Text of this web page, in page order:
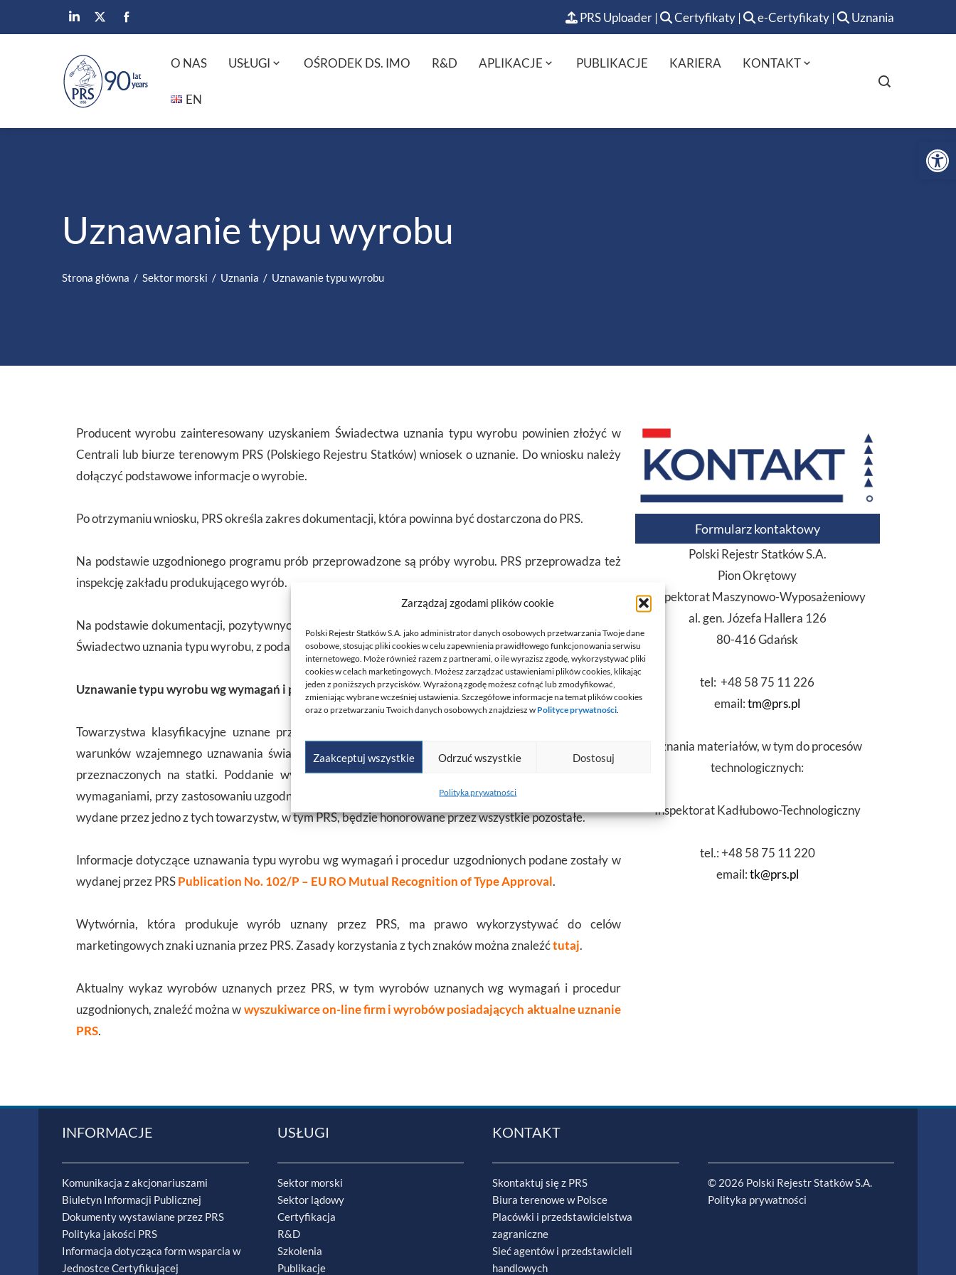
Zarządzaj zgodami plików cookie
Polski Rejestr Statków S.A. jako administrator danych osobowych przetwarzania Twoje dane
osobowe, stosując pliki cookies w celu zapewnienia prawidłowego funkcjonowania serwisu
internetowego. Może również razem z partnerami, o ile wyrazisz zgodę, wykorzystywać pliki
cookies w celach marketingowych. Możesz zarządzać ustawieniami plików cookies, klikając
jeden z poniższych przycisków. Wyrażoną zgodę możesz cofnąć lub zmodyfikować,
zmieniając wybrane wcześniej ustawienia. Szczegółowe informacje na temat plików cookies
oraz o przetwarzaniu Twoich danych osobowych znajdziesz w Polityce prywatności
Zaakceptuj wszystkie Odrzuć wszystkie Dostosuj
Polityka prywatności
PRS Uploader | Certyfikaty | e-Certyfikaty | Uznania
O NAS USŁUGI OŚRODEK DS. IMO R&D APLIKACJE PUBLIKACJE KARIERA KONTAKT
EN
Uznawanie typu wyrobu
Strona główna Sektor morski Uznania Uznawanie typu wyrobu
Producent wyrobu zainteresowany uzyskaniem Świadectwa uznania typu wyrobu powinien złożyć w
Centrali lub biurze terenowym PRS (Polskiego Rejestru Statków) wniosek o uznanie. Do wniosku należy
dołączyć podstawowe informacje o wyrobie.
Po otrzymaniu wniosku, PRS określa zakres dokumentacji, która powinna być dostarczona do PRS.
Na podstawie uzgodnionego programu prób przeprowadzone są próby wyrobu. PRS przeprowadza też
inspekcję zakładu produkującego wyrób.
Na podstawie dokumentacji, pozytywnych wyników prób i pozytywnego wyniku inspekcji, PRS wystawia
Świadectwo uznania typu wyrobu, z podanym terminem ważności i zakresem uznania.
Uznawanie typu wyrobu wg wymagań i procedur uzgodnionych
Towarzystwa klasyfikacyjne uznane przez Unię dokonały uzgodnień technicznych i proceduralnych
warunków wzajemnego uznawania świadectw typu w odniesieniu do grupy kilkudziesięciu wyrobów
przeznaczonych na statki. Poddanie wyrobu procedurze uznania typu na zgodność z jednolitymi
wymaganiami, przy zastosowaniu uzgodnionych procedur, oznacza, że świadectwo uznania typu wyrobu
wydane przez jedno z tych towarzystw, w tym PRS, będzie honorowane przez wszystkie pozostałe.
Informacje dotyczące uznawania typu wyrobu wg wymagań i procedur uzgodnionych podane zostały w
wydanej przez PRSPublication No. 102/P – EU RO Mutual Recognition of Type Approval.
Wytwórnia, która produkuje wyrób uznany przez PRS, ma prawo wykorzystywać do celów
marketingowych znaki uznania przez PRS. Zasady korzystania z tych znaków można znaleźćtutaj.
Aktualny wykaz wyrobów uznanych przez PRS, w tym wyrobów uznanych wg wymagań i procedur
uzgodnionych, znaleźć można wwyszukiwarce on-line firm i wyrobów posiadających aktualne uznanie
PRS.
Formularz kontaktowy
Polski Rejestr Statków S.A.
Pion Okrętowy
Inspektorat Maszynowo-Wyposażeniowy
al. gen. Józefa Hallera 126
80-416 Gdańsk
tel: +48 58 75 11 226
email:tm@prs.pl
Uznania materiałów, w tym do procesów
technologicznych:
Inspektorat Kadłubowo-Technologiczny
tel.: +48 58 75 11 220
email:tk@prs.pl
INFORMACJE
Komunikacja z akcjonariuszami
Biuletyn Informacji Publicznej
Dokumenty wystawiane przez PRS
Polityka jakości PRS
Informacja dotycząca form wsparcia w
Jednostce Certyfikującej
USŁUGI
Sektor morski
Sektor lądowy
Certyfikacja
R&D
Szkolenia
Publikacje
KONTAKT
Skontaktuj się z PRS
Biura terenowe w Polsce
Placówki i przedstawicielstwa
zagraniczne
Sieć agentów i przedstawicieli
handlowych
© 2026 Polski Rejestr Statków S.A.
Polityka prywatności